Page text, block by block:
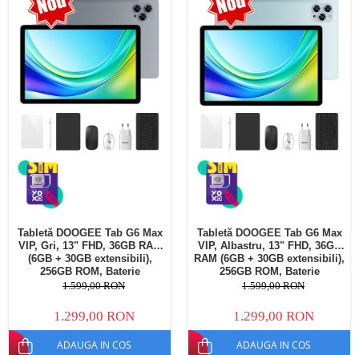
Telefoane mobile Ulefone
Telefoane mobile Unihertz
Telefoane mobile Cubot
Telefoane mobile Blackview
Telefoane mobile OSCAL
Telefoane mobile Fossibot
Telefoane mobile Lagenio
Telefoane mobile Samsung
Telefoane mobile iSEN
Telefoane mobile HUAWEI
Telefoane mobile iHunt
Telefoane mobile Xiaomi
Telefoane mobile Realme
Telefoane mobile ZTE Nubia
Tabletă DOOGEE Tab G6 Max
VIP, Gri, 13" FHD, 36GB RAM
(6GB + 30GB extensibili),
256GB ROM, Baterie
10800mAh, Android, Wi-Fi
1.599,00 RON
1.299,00 RON
ADAUGA IN COS
Tabletă DOOGEE Tab G6 Max
VIP, Albastru, 13" FHD, 36GB
RAM (6GB + 30GB extensibili),
256GB ROM, Baterie
10800mAh, Android, Wi-Fi
1.599,00 RON
1.299,00 RON
ADAUGA IN COS